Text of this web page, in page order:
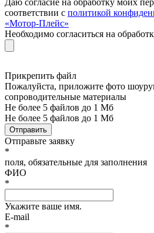
соответствии с политикой
«Мотор-Плейс»
Необходимо согласиться на
Прикрепить файл
Пожалуйста, приложите фото
сопроводительные материалы
Не более 5 файлов до 1 Мб
Не более 5 файлов до 1 Мб
Отправить
Отправьте заявку
*
поля, обязательные для заполнения
ФИО
*
Укажите ваше имя.
E-mail
*